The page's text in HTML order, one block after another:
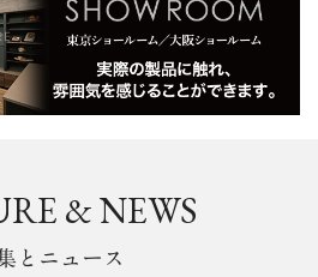
& NEWS
とニュース